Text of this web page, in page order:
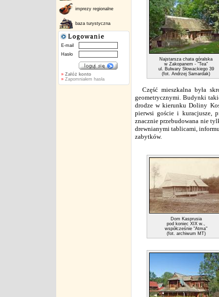
imprezy regionalne
baza turystyczna
E-mail
Hasło
» Załóż konto
»Zapomniałem hasła
Najstarsza chata góralska
w Zakopanem - "Tea"
ul. Bulwary Słowackiego 39
(fot. Andrzej Samardak)
Część mieszkalna była
geometrycznymi. Budynki
drodze w kierunku Doliny
pierwsi goście i kuracjusze,
znacznie przebudowana nie
drewnianymi tablicami,
zabytków.
Dom Kasprusia
pod koniec XIX w.,
współcześnie "Atma"
(fot. archiwum MT)